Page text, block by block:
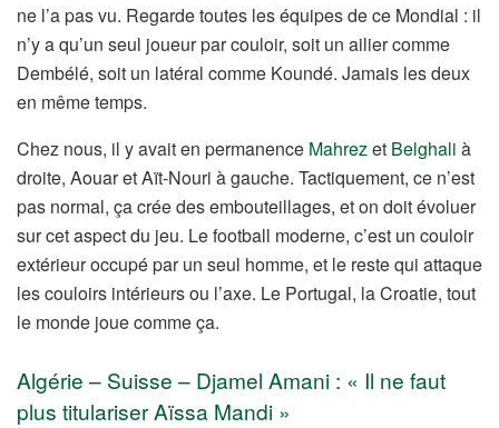
ne l’a pas vu. Regarde toutes les équipes de ce Mondial : il
n’y a qu’un seul joueur par couloir, soit un ailier comme
Dembélé, soit un latéral comme Koundé. Jamais les deux
en même temps.
Chez nous, il y avait en permanence Mahrez et Belghali à
droite, Aouar et Aït-Nouri à gauche. Tactiquement, ce n’est
pas normal, ça crée des embouteillages, et on doit évoluer
sur cet aspect du jeu. Le football moderne, c’est un couloir
extérieur occupé par un seul homme, et le reste qui attaque
les couloirs intérieurs ou l’axe. Le Portugal, la Croatie, tout
le monde joue comme ça.
Algérie – Suisse – Djamel Amani : « Il ne faut
plus titulariser Aïssa Mandi »